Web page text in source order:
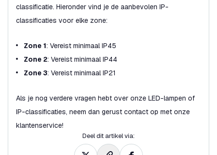
classificatie. Hieronder vind je de aanbevolen IP-
classificaties voor elke zone:
Zone 1: Vereist minimaal IP45
Zone 2: Vereist minimaal IP44
Zone 3: Vereist minimaal IP21
Als je nog verdere vragen hebt over onze LED-lampen of
IP-classificaties, neem dan gerust contact op met onze
klantenservice!
Deel dit artikel via: